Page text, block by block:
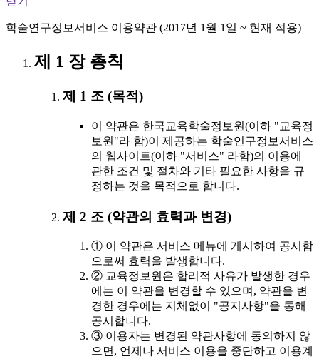
학술연구정보서비스 이용약관 (2017년 1월 1일 ~ 현재 적용)
제 1 장 총칙
제 1 조 (목적)
이 약관은 한국교육학술정보원(이하 "교육정
보원"라 함)이 제공하는 학술연구정보서비스
의 웹사이트(이하 "서비스" 라함)의 이용에
관한 조건 및 절차와 기타 필요한 사항을 규
정하는 것을 목적으로 합니다.
제 2 조 (약관의 효력과 변경)
① 이 약관은 서비스 메뉴에 게시하여 공시함
으로써 효력을 발생합니다.
② 교육정보원은 합리적 사유가 발생한 경우
에는 이 약관을 변경할 수 있으며, 약관을 변
경한 경우에는 지체없이 "공지사항"을 통해
공시합니다.
③ 이용자는 변경된 약관사항에 동의하지 않
으면, 언제나 서비스 이용을 중단하고 이용계